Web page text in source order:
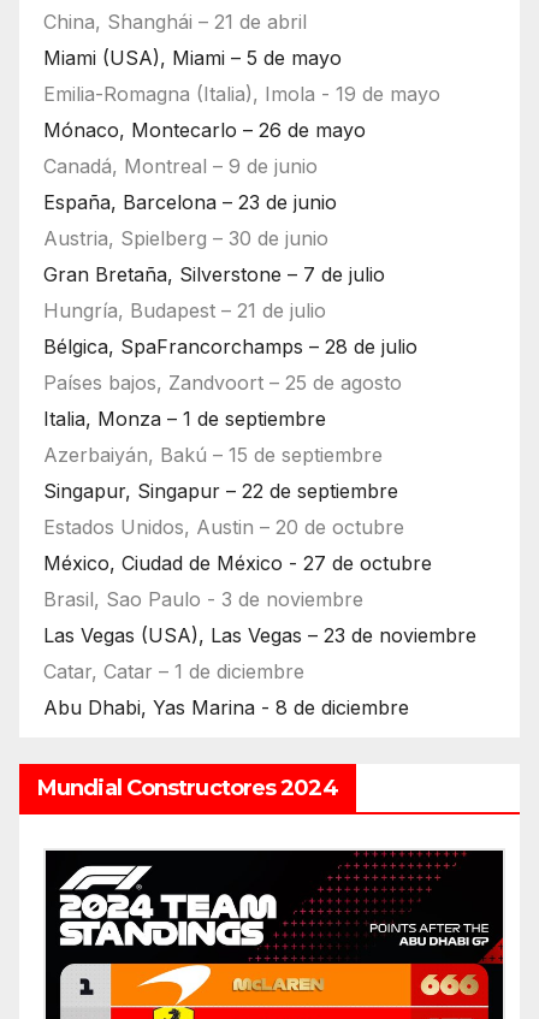
China, Shanghái – 21 de abril
Miami (USA), Miami – 5 de mayo
Emilia-Romagna (Italia), Imola - 19 de mayo
Mónaco, Montecarlo – 26 de mayo
Canadá, Montreal – 9 de junio
España, Barcelona – 23 de junio
Austria, Spielberg – 30 de junio
Gran Bretaña, Silverstone – 7 de julio
Hungría, Budapest – 21 de julio
Bélgica, SpaFrancorchamps – 28 de julio
Países bajos, Zandvoort – 25 de agosto
Italia, Monza – 1 de septiembre
Azerbaiyán, Bakú – 15 de septiembre
Singapur, Singapur – 22 de septiembre
Estados Unidos, Austin – 20 de octubre
México, Ciudad de México - 27 de octubre
Brasil, Sao Paulo - 3 de noviembre
Las Vegas (USA), Las Vegas – 23 de noviembre
Catar, Catar – 1 de diciembre
Abu Dhabi, Yas Marina - 8 de diciembre
Mundial Constructores 2024